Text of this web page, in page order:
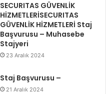
SECURITAS GÜVENLİK
HİZMETLERİSECURITAS
GÜVENLİK HİZMETLERİ Staj
Başvurusu – Muhasebe
Stajyeri
23 Aralık 2024
Staj Başvurusu –
21 Aralık 2024